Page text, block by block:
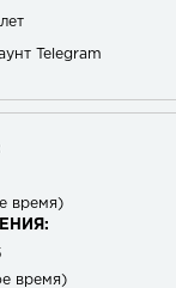
Telegram
время)
время)